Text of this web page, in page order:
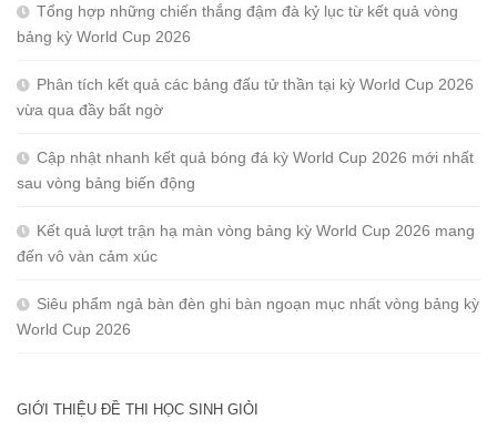
Tổng hợp những chiến thắng đậm đà kỷ lục từ kết quả vòng
bảng kỳ World Cup 2026
Phân tích kết quả các bảng đấu tử thần tại kỳ World Cup 2026
vừa qua đầy bất ngờ
Cập nhật nhanh kết quả bóng đá kỳ World Cup 2026 mới nhất
sau vòng bảng biến động
Kết quả lượt trận hạ màn vòng bảng kỳ World Cup 2026 mang
đến vô vàn cảm xúc
Siêu phẩm ngả bàn đèn ghi bàn ngoạn mục nhất vòng bảng kỳ
World Cup 2026
GIỚI THIỆU ĐỀ THI HỌC SINH GIỎI